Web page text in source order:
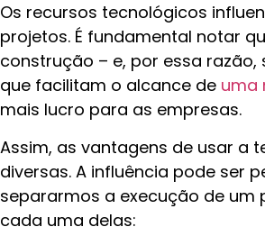
Os recursos tecnológicos
projetos. É fundamental notar
construção – e, por essa
que facilitam o alcance de uma
mais lucro para as empresas.
Assim, as vantagens de usar a
diversas. A influência pode ser
separarmos a execução de
cada uma delas: